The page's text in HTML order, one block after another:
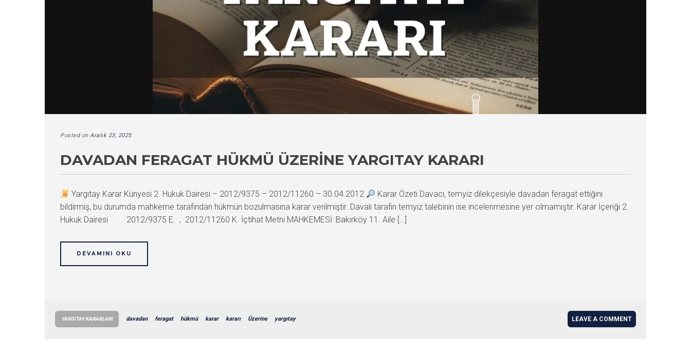
Posted on Aralık 23, 2025
DAVADAN FERAGAT HÜKMÜ ÜZERINE YARGITAY KARARI
Yargıtay Karar Künyesi 2. Hukuk Dairesi – 2012/9375 – 2012/11260 – 30.04.2012
Karar Özeti Davacı, temyiz dilekçesiyle davadan feragat ettiğini
bildirmiş, bu durumda mahkeme tarafından hükmün bozulmasına karar verilmiştir. Davalı tarafın temyiz talebinin ise incelenmesine yer olmamıştır. Karar İçeriği 2.
Hukuk Dairesi 2012/9375 E. , 2012/11260 K. İçtihat Metni MAHKEMESİ :Bakırköy 11. Aile […]
DEVAMINI OKU
YARGITAY KARARLARI davadan feragat hükmü karar kararı Üzerine yargıtay LEAVE A COMMENT